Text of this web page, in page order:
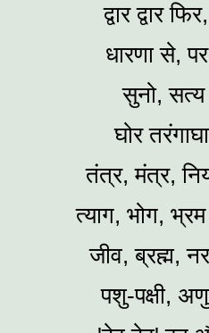
द्वार द्वार
धारणा से,
सुनो,
घोर
तंत्र, मंत्र,
त्‍याग, भोग,
जीव, ब्रह्म,
पशु-पक्षी,